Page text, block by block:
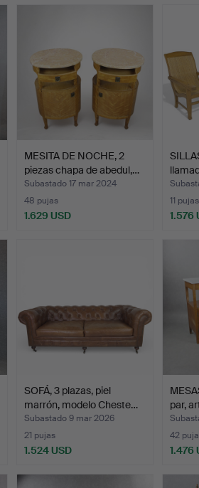
MESITA DE NOCHE, 2
piezas chapa de abedul,…
Subastado 17 mar 2024
48 pujas
1.629 USD
11 pujas
1.576
SOFÁ, 3 plazas, piel
marrón, modelo Cheste…
Subastado 9 mar 2026
21 pujas
1.524 USD
par,
42
1.476